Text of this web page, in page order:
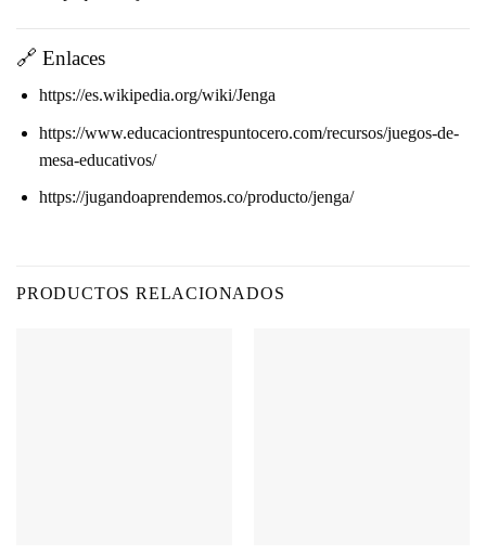
🔗 Enlaces
https://es.wikipedia.org/wiki/Jenga
https://www.educaciontrespuntocero.com/recursos/juegos-de-
mesa-educativos/
https://jugandoaprendemos.co/producto/jenga/
PRODUCTOS RELACIONADOS